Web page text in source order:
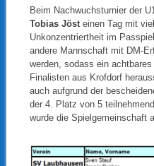
Beim Nachwuchsturnier der
Tobias Jöst einen Tag mit
Unkonzentriertheit im
andere Mannschaft mit DM-
werden, sodass ein
Finalisten aus Krofdorf
auch aufgrund der
der 4. Platz von 5
wurde die Spielgemeinschaft